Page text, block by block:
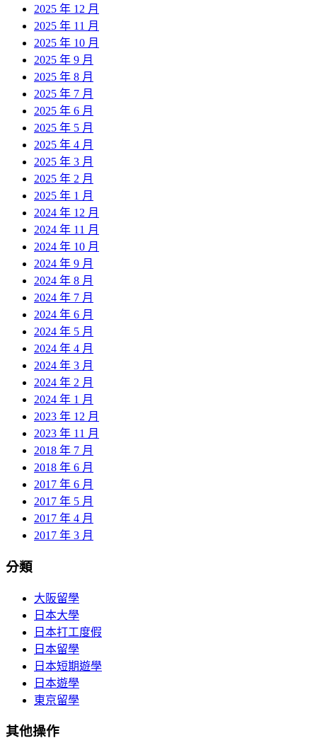
2025 年 12 月
2025 年 11 月
2025 年 10 月
2025 年 9 月
2025 年 8 月
2025 年 7 月
2025 年 6 月
2025 年 5 月
2025 年 4 月
2025 年 3 月
2025 年 2 月
2025 年 1 月
2024 年 12 月
2024 年 11 月
2024 年 10 月
2024 年 9 月
2024 年 8 月
2024 年 7 月
2024 年 6 月
2024 年 5 月
2024 年 4 月
2024 年 3 月
2024 年 2 月
2024 年 1 月
2023 年 12 月
2023 年 11 月
2018 年 7 月
2018 年 6 月
2017 年 6 月
2017 年 5 月
2017 年 4 月
2017 年 3 月
分類
大阪留學
日本大學
日本打工度假
日本留學
日本短期遊學
日本遊學
東京留學
其他操作